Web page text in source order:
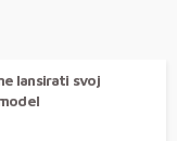
lansirati svoj